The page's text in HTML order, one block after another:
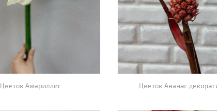
Цветок Амариллис Цветок Ананас